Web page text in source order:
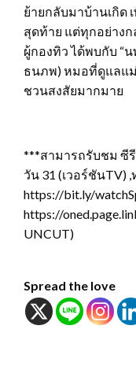
ย้ายกลับมาบ้านเกิด
สุดท้าย แต่ทุกอย่าง
ผู้กองทิว ได้พบกับ “
ธนภพ) หมอที่ดูแลแม่
ชวนสงสัยมากมาย
***สามารถรับชม ซี
วัน 31 (เวอร์ชันTV) ,
https://bit.ly/
https://
UNCUT)
Spread the love